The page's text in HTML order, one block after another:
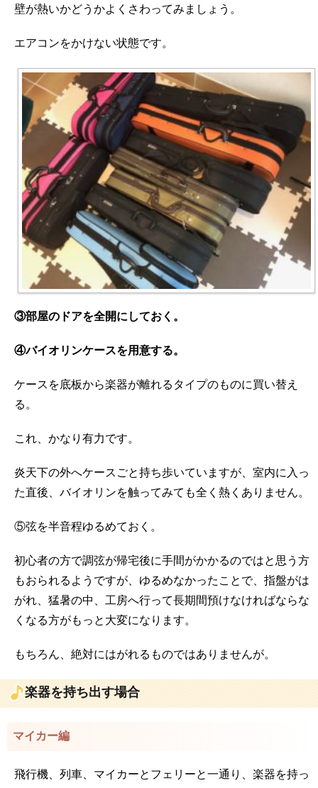
壁が熱いかどうかよくさわってみましょう。
エアコンをかけない状態です。
③部屋のドアを全開にしておく。
④バイオリンケースを用意する。
ケースを底板から楽器が離れるタイプのものに買い替え
る。
これ、かなり有力です。
炎天下の外へケースごと持ち歩いていますが、室内に入っ
た直後、バイオリンを触ってみても全く熱くありません。
⑤弦を半音程ゆるめておく。
初心者の方で調弦が帰宅後に手間がかかるのではと思う方
もおられるようですが、ゆるめなかったことで、指盤がは
がれ、猛暑の中、工房へ行って長期間預けなければならな
くなる方がもっと大変になります。
もちろん、絶対にはがれるものではありませんが。
楽器を持ち出す場合
マイカー編
飛行機、列車、マイカーとフェリーと一通り、楽器を持っ